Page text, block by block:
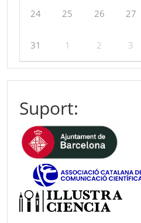
24 25 26 27
31 1 2 3
Suport: